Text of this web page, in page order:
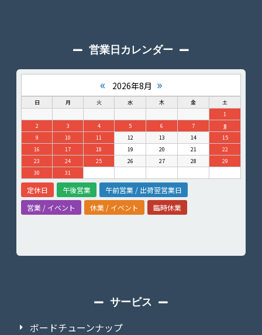
営業日カレンダー
« 2026年8月 »
日 月 火 水 木 金
土
1
2
3 4 5 6 7
8
9
10 11 12 13 14
15
16
17 18 19 20 21
22
23
24 25 26 27 28
29
30
31
定休日 午後営業
午前営業 / 出荷翌営業日
営業 / イベント
休業 / イベント 臨時休業
サービス
ボードチューンナップ